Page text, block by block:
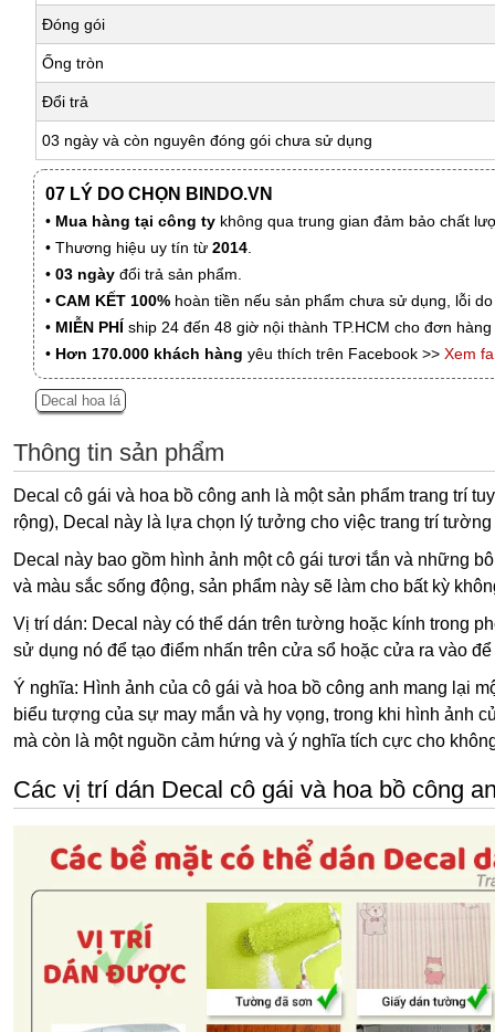
Đóng gói
Ống tròn
Đổi trả
03 ngày và còn nguyên đóng gói chưa sử dụng
07 LÝ DO CHỌN BINDO.VN
• Mua hàng tại công ty không qua trung gian đảm bảo chất
• Thương hiệu uy tín từ 2014.
• 03 ngày đổi trả sản phẩm.
• CAM KẾT 100% hoàn tiền nếu sản phẩm chưa sử dụng, lỗi
• MIỄN PHÍ ship 24 đến 48 giờ nội thành TP.HCM cho đơn
• Hơn 170.000 khách hàng yêu thích trên Facebook >> Xem
Decal hoa lá
Thông tin sản phẩm
Decal cô gái và hoa bồ công anh là một sản phẩm trang trí
rộng), Decal này là lựa chọn lý tưởng cho việc trang trí
Decal này bao gồm hình ảnh một cô gái tươi tắn và những
và màu sắc sống động, sản phẩm này sẽ làm cho bất kỳ
Vị trí dán: Decal này có thể dán trên tường hoặc kính trong
sử dụng nó để tạo điểm nhấn trên cửa sổ hoặc cửa ra vào
Ý nghĩa: Hình ảnh của cô gái và hoa bồ công anh mang lại
biểu tượng của sự may mắn và hy vọng, trong khi hình ảnh
mà còn là một nguồn cảm hứng và ý nghĩa tích cực cho
Các vị trí dán Decal cô gái và hoa bồ công